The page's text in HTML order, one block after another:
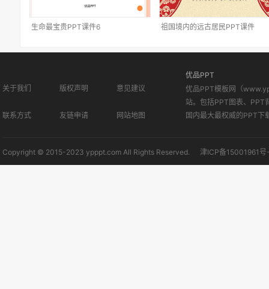
生命最宝贵PPT课件6 祖国境内的远古居民PPT课件
关于我们 版权声明 意见建议
联系方式 友链申请 网站地图
优品PPT
优品PPT模板网（
站。包括PPT图表、PPT
国内最大最权威的PPT下
Copyright © 2015-2023 ypppt.com All Rights Reserved. 津ICP备15001961号